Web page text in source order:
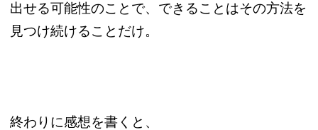
出せる可能性のことで、できることはその方法を
見つけ続けることだけ。
終わりに感想を書くと、